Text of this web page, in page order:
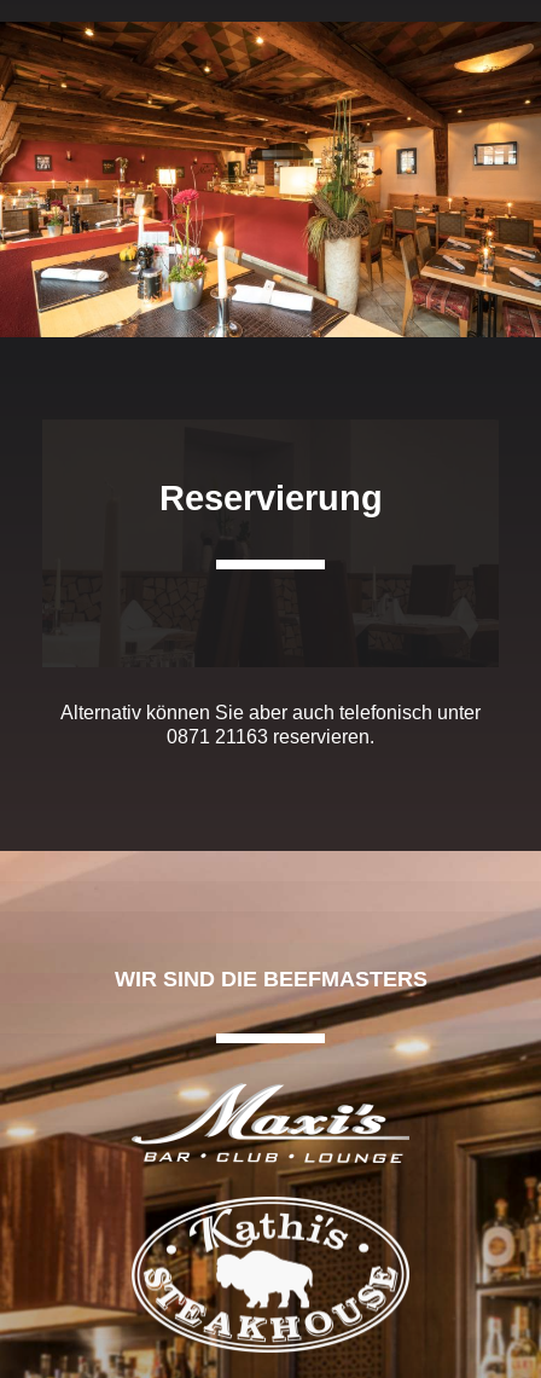
Reservierung
Alternativ können Sie aber auch telefonisch unter
0871 21163 reservieren.
WIR SIND DIE BEEFMASTERS